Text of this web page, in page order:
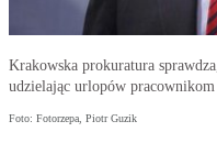
Krakowska prokuratura
udzielając urlopów
Foto: Fotorzepa, Piotr Guzik